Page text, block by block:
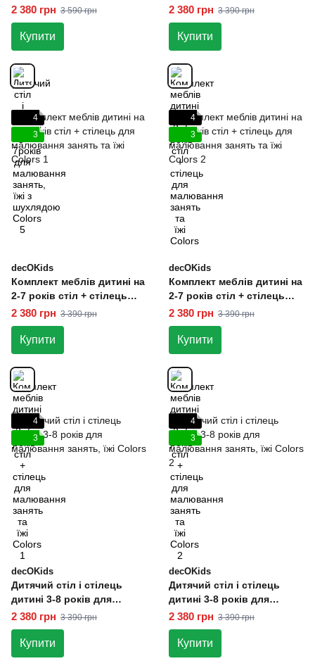
малювання занять, їжі з
шухлядою Colors 5
2 380 грн 3 590 грн
Купити
для малювання занять та
їжі Colors
2 380 грн 3 390 грн
Купити
4
3
decOKids
Комплект меблів дитині на
2-7 років стіл + стілець
для малювання занять та
їжі Colors 1
2 380 грн 3 390 грн
Купити
4
3
decOKids
Комплект меблів дитині на
2-7 років стіл + стілець
для малювання занять та
їжі Colors 2
2 380 грн 3 390 грн
Купити
4
3
decOKids
Дитячий стіл і стілець
дитині 3-8 років для
малювання занять, їжі
Colors
2 380 грн 3 390 грн
Купити
4
3
decOKids
Дитячий стіл і стілець
дитині 3-8 років для
малювання занять, їжі
Colors 2
2 380 грн 3 390 грн
Купити